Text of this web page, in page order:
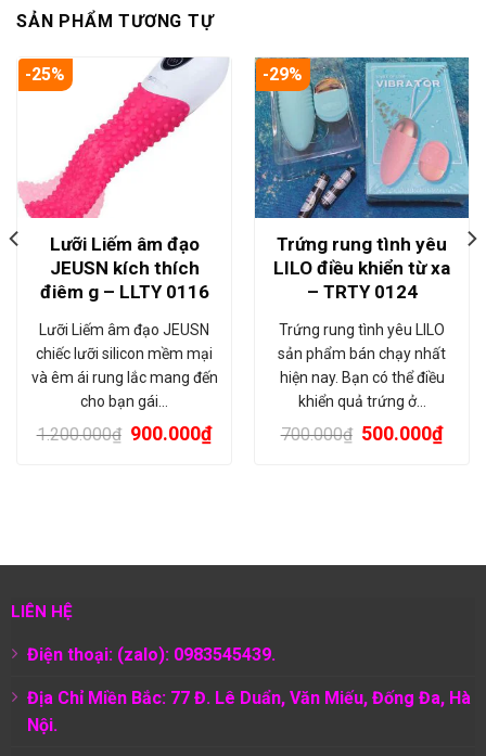
SẢN PHẨM TƯƠNG TỰ
-25%
Lưỡi Liếm âm đạo
JEUSN kích thích
điêm g – LLTY 0116
Lưỡi Liếm âm đạo JEUSN
chiếc lưỡi silicon mềm mại
và êm ái rung lắc mang đến
cho bạn gái…
1.200.000₫ 900.000₫
-29%
Trứng rung tình yêu
LILO điều khiển từ xa
– TRTY 0124
Trứng rung tình yêu LILO
sản phẩm bán chạy nhất
hiện nay. Bạn có thể điều
khiển quả trứng ở…
700.000₫ 500.000₫
LIÊN HỆ
Điện thoại: (zalo): 0983545439.
Địa Chỉ Miền Bắc: 77 Đ. Lê Duẩn, Văn Miếu, Đống Đa, Hà
Nội.